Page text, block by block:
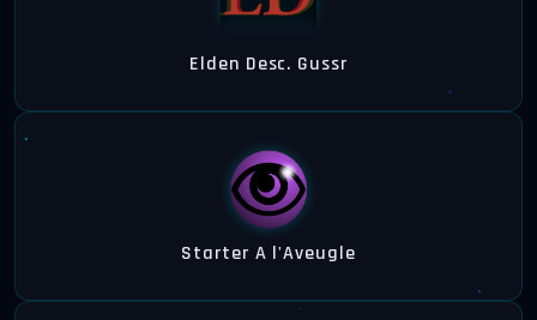
Elden Desc. Gussr
Starter A l'Aveugle